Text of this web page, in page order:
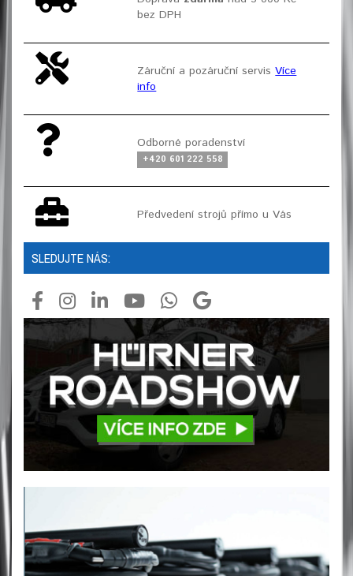
bez DPH
Záruční a pozáruční servisVíce
info
Odborné poradenství
+420 601 222 558
Předvedení strojů přímo u Vás
SLEDUJTE NÁS: